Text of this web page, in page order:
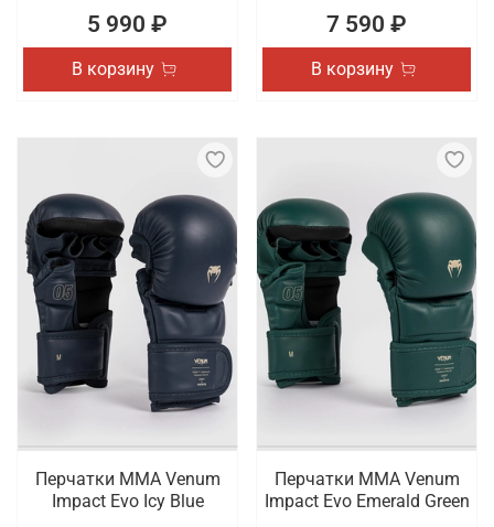
5 990 ₽
В корзину
7 590 ₽
В корзину
Перчатки ММА Venum
Impact Evo Icy Blue
Перчатки ММА Venum
Impact Evo Emerald Green